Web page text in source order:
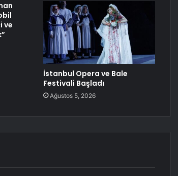
ve
İstanbul Opera ve Bale
Festivali Başladı
Ağustos 5, 2026